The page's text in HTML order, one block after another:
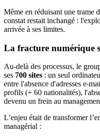
Même en réduisant une trame
constat restait inchangé :
arrivée à ses limites.
La fracture numérique
Au-delà des processus, le
ses 700 sites : un seul
entre l'absence d'adresses e-
profils (+ 60 nationalités),
devenu un frein au
L’enjeu était de transformer
managérial :